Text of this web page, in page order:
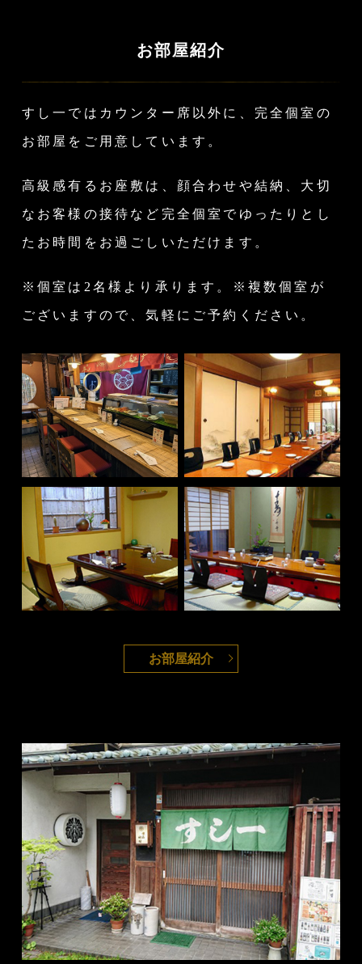
お部屋紹介
すし一ではカウンター席以外に、完全個室の
お部屋をご用意しています。
高級感有るお座敷は、顔合わせや結納、大切
なお客様の接待など 完全個室でゆったりとし
たお時間をお過ごしいただけます。
※個室は2名様より承ります。 ※複数個室が
ございますので、気軽にご予約ください。
お部屋紹介